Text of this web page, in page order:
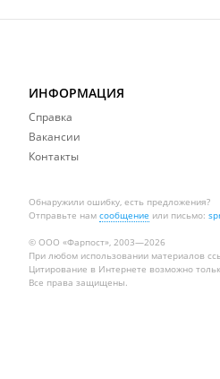
ИНФОРМАЦИЯ
Справка
Вакансии
Контакты
Обнаружили ошибку, есть предложения?
Отправьте нам сообщение или письмо:
© ООО «Фарпост», 2003—2026
При любом использовании материалов
Цитирование в Интернете возможно
Все права защищены.